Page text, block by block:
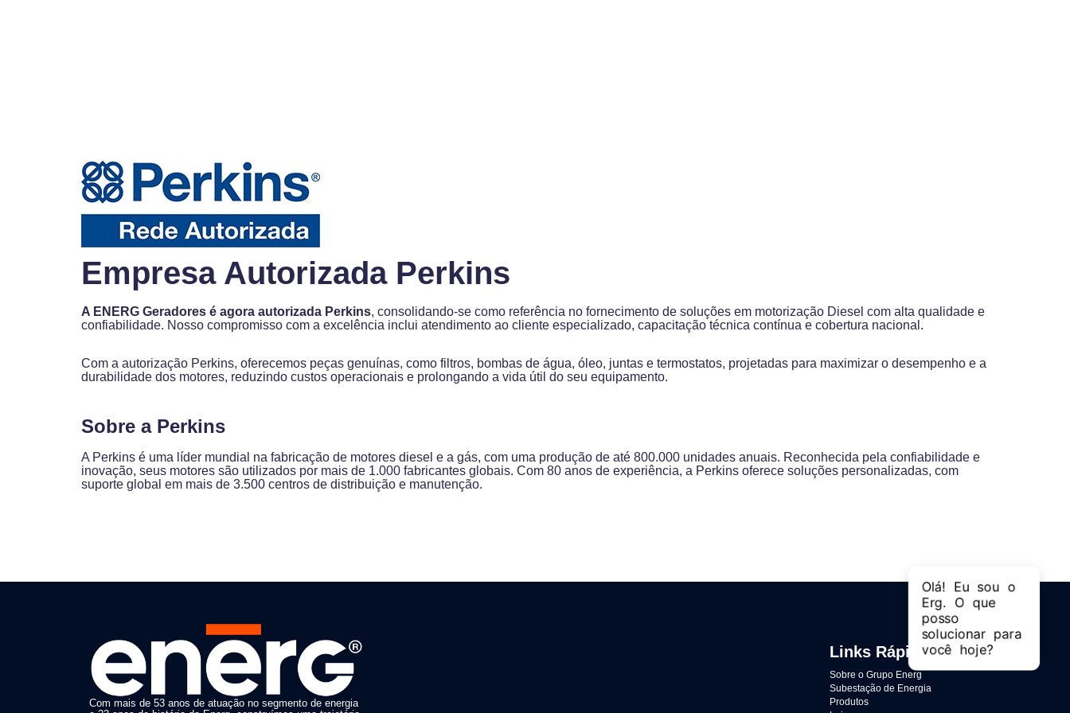
Empresa Autorizada Perkins
A ENERG Geradores é agora autorizada Perkins, consolidando-se como referência no fornecimento de soluções em motorização Diesel com alta qualidade e
confiabilidade. Nosso compromisso com a excelência inclui atendimento ao cliente especializado, capacitação técnica contínua e cobertura nacional.
Com a autorização Perkins, oferecemos peças genuínas, como filtros, bombas de água, óleo, juntas e termostatos, projetadas para maximizar o desempenho e a
durabilidade dos motores, reduzindo custos operacionais e prolongando a vida útil do seu equipamento.
Sobre a Perkins
A Perkins é uma líder mundial na fabricação de motores diesel e a gás, com uma produção de até 800.000 unidades anuais. Reconhecida pela confiabilidade e
inovação, seus motores são utilizados por mais de 1.000 fabricantes globais. Com 80 anos de experiência, a Perkins oferece soluções personalizadas, com
suporte global em mais de 3.500 centros de distribuição e manutenção.
Com mais de 53 anos de atuação no segmento de energia
Links Rápidos
Sobre o Grupo Energ
Subestação de Energia
Produtos